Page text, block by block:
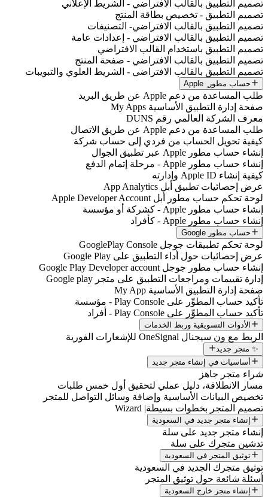
تصميم التطبيق بالقالب الافتراضي - الشريط الإعلاني
تصميم التطبيق - تخصيص بطاقة المنتج
تصميم التطبيق بالقالب الافتراضي- التصنيفات
تصميم التطبيق بالقالب الافتراضي - إعدادات عامة
تصميم التطبيق باستخدام القالب الافتراضي
تصميم التطبيق بالقالب الافتراضي - صفحة المنتج
تصميم التطبيق بالقالب الافتراضي - الشريط العلوي والتبويبات
حساب مطور ِ Apple
طلب المساعدة من دعم Apple عن طريق البريد
صفحة إدارة التطبيق الأساسية My Apps
معرف الشركة العالمي رقم DUNS
طلب المساعدة من دعم Apple عن طريق الاتصال
كيفية تحويل الحساب من فردي إلى حساب شركة
إنشاء حساب مطور Apple عبر تطبيق الجوال
إنشاء حساب مطور Apple - مرحلة إتمام الدفع
كيفية إنشاء Apple ID وإدارته
عرض إحصائيات تطبيق أبل App Analytics
لوحة تحكم حساب مطور أبل Apple Developer Account
إنشاء حساب مطور Apple - كشركة أو مؤسسة
إنشاء حساب مطور Apple - كأفراد
حساب مطور Google
لوحة تحكم تطبيقات جوجل GooglePlay Console
عرض إحصائيات حول أداء التطبيق على Google Play
إنشاء حساب مطور جوجل Google Play Developer account
إدارة تقييمات ومراجعات التطبيق على متجر Google play
صفحة إدارة التطبيق الأساسية My App
تأكيد حساب المطوِّر على Play Console - مؤسسة
تأكيد حساب المطوِّر على Play Console - أفراد
الأدوات التسويقية وربط الخدمات
الربط مع ون سيجنال OneSignal للإشعارات الفورية
✨ متجر جديد
أساسيات في إنشاء متجر جديد
شراء متجر جاهز
مسار الانطلاقة، دليل عملي لتحقيق أول خمس طلبات
تخصيص البيانات الأساسية وإضافة وسائل التواصل للمتجر
تصميم المتجر بخطوات بسيطة| Wizard
إنشاء متجر جديد في السعودية
إنشاء متجر جديد على سلة
تدشين متجرك على سلة
توثيق المتجر في السعودية
توثيق متجرك الجديد في السعودية
أسئلة شائعة حول توثيق المتجر
إنشاء متجر خارج السعودية